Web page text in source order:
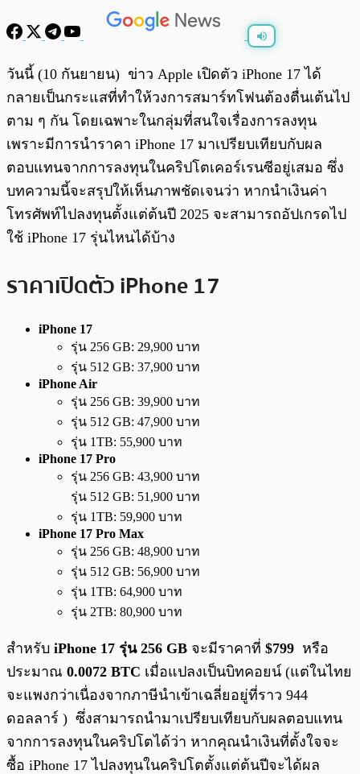
พร้อมเล่น /0:00
วันนี้ (10 กันยายน) ข่าว Apple เปิดตัว iPhone 17 ได้
กลายเป็นกระแสที่ทำให้วงการสมาร์ทโฟนต้องตื่นเต้นไป
ตาม ๆ กัน โดยเฉพาะในกลุ่มที่สนใจเรื่องการลงทุน
เพราะมีการนำราคา iPhone 17 มาเปรียบเทียบกับผล
ตอบแทนจากการลงทุนในคริปโตเคอร์เรนซีอยู่เสมอ ซึ่ง
บทความนี้จะสรุปให้เห็นภาพชัดเจนว่า หากนำเงินค่า
โทรศัพท์ไปลงทุนตั้งแต่ต้นปี 2025 จะสามารถอัปเกรดไป
ใช้ iPhone 17 รุ่นไหนได้บ้าง
ราคาเปิดตัว iPhone 17
iPhone 17
รุ่น 256 GB: 29,900 บาท
รุ่น 512 GB: 37,900 บาท
iPhone Air
รุ่น 256 GB: 39,900 บาท
รุ่น 512 GB: 47,900 บาท
รุ่น 1TB: 55,900 บาท
iPhone 17 Pro
รุ่น 256 GB: 43,900 บาท
รุ่น 512 GB: 51,900 บาท
รุ่น 1TB: 59,900 บาท
iPhone 17 Pro Max
รุ่น 256 GB: 48,900 บาท
รุ่น 512 GB: 56,900 บาท
รุ่น 1TB: 64,900 บาท
รุ่น 2TB: 80,900 บาท
สำหรับ iPhone 17 รุ่น 256 GB จะมีราคาที่ $799 หรือ
ประมาณ 0.0072 BTC เมื่อแปลงเป็นบิทคอยน์ (แต่ในไทย
จะแพงกว่าเนื่องจากภาษีนำเข้าเฉลี่ยอยู่ที่ราว 944
ดอลลาร์ ) ซึ่งสามารถนำมาเปรียบเทียบกับผลตอบแทน
จากการลงทุนในคริปโตได้ว่า หากคุณนำเงินที่ตั้งใจจะ
ซื้อ iPhone 17 ไปลงทุนในคริปโตตั้งแต่ต้นปีจะได้ผล